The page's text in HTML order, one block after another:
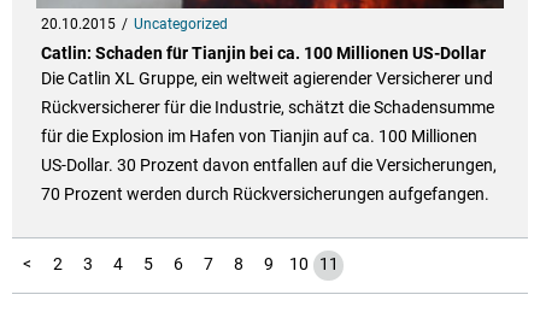
20.10.2015 Uncategorized
Catlin: Schaden für Tianjin bei ca. 100 Millionen US-Dollar
Die Catlin XL Gruppe, ein weltweit agierender Versicherer und
Rückversicherer für die Industrie, schätzt die Schadensumme
für die Explosion im Hafen von Tianjin auf ca. 100 Millionen
US-Dollar. 30 Prozent davon entfallen auf die Versicherungen,
70 Prozent werden durch Rückversicherungen aufgefangen.
<
1 2 3 4 5 6 7 8 9 10 11